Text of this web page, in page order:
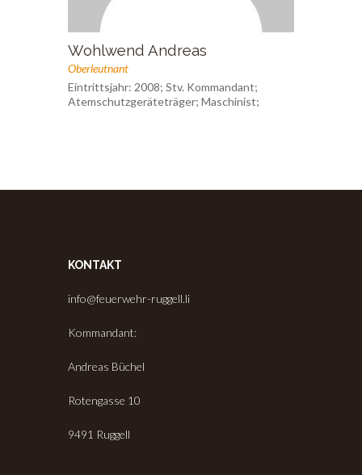
Wohlwend Andreas
Oberleutnant
Eintrittsjahr: 2008; Stv. Kommandant;
Atemschutzgeräteträger; Maschinist;
KONTAKT
info@feuerwehr-ruggell.li
Kommandant:
Andreas Büchel
Rotengasse 10
9491 Ruggell